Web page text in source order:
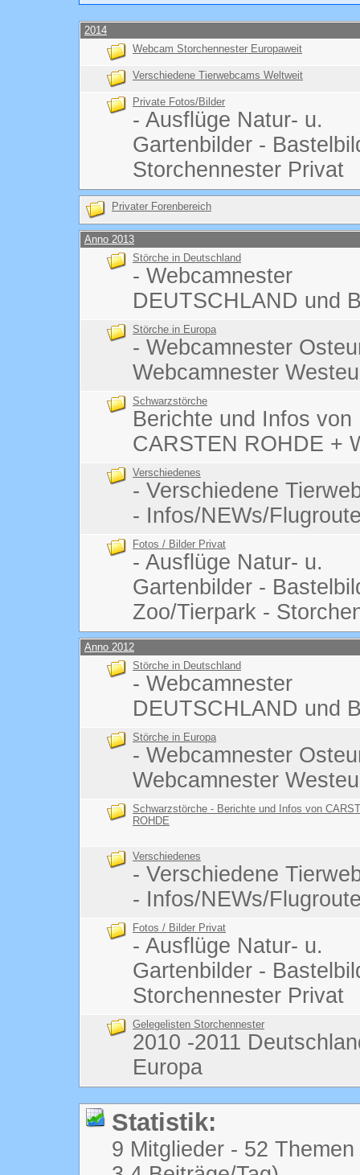
2014
Webcam Storchennester Europaweit
Verschiedene Tierwebcams Weltweit
Private Fotos/Bilder
- Ausflüge Natur- u.
Gartenbilder -
Storchennester Privat
Privater Forenbereich
Anno 2013
Störche in Deutschland
- Webcamnester
DEUTSCHLAND und
Störche in Europa
- Webcamnester
Webcamnester
Schwarzstörche
Berichte und Infos von
CARSTEN ROHDE +
Verschiedenes
- Verschiedene
- Infos/NEWs/
Fotos / Bilder Privat
- Ausflüge Natur- u.
Gartenbilder -
Zoo/Tierpark -
Anno 2012
Störche in Deutschland
- Webcamnester
DEUTSCHLAND und
Störche in Europa
- Webcamnester
Webcamnester
Schwarzstörche - Berichte und Infos von
ROHDE
Verschiedenes
- Verschiedene
- Infos/NEWs/
Fotos / Bilder Privat
- Ausflüge Natur- u.
Gartenbilder -
Storchennester Privat
Gelegelisten Storchennester
2010 -2011
Europa
Statistik:
9 Mitglieder - 52